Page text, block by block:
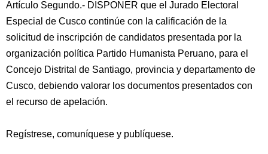
Artículo Segundo.- DISPONER que el Jurado Electoral
Especial de Cusco continúe con la calificación de la
solicitud de inscripción de candidatos presentada por la
organización política Partido Humanista Peruano, para el
Concejo Distrital de Santiago, provincia y departamento de
Cusco, debiendo valorar los documentos presentados con
el recurso de apelación.
Regístrese, comuníquese y publíquese.